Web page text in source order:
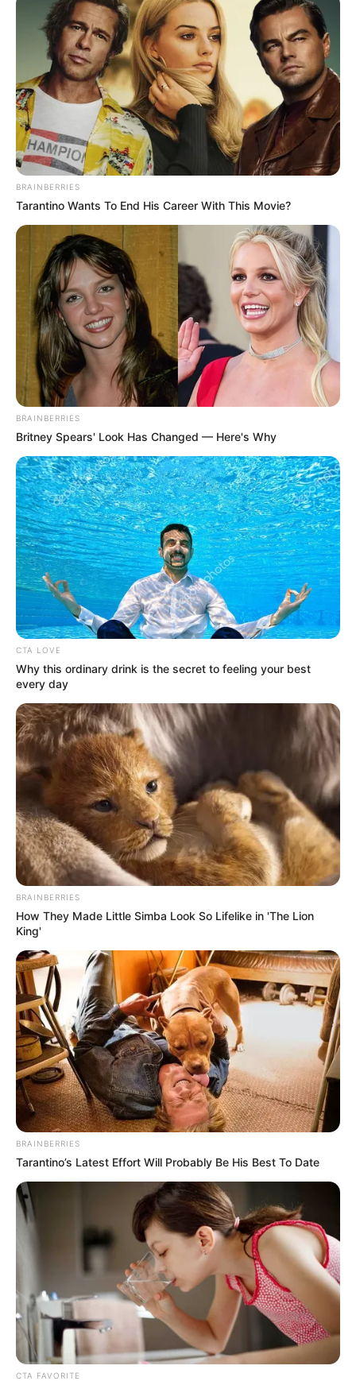
BRAINBERRIES
Tarantino Wants To End His Career With This Movie?
BRAINBERRIES
Britney Spears' Look Has Changed — Here's Why
CTA LOVE
Why this ordinary drink is the secret to feeling your best
every day
BRAINBERRIES
How They Made Little Simba Look So Lifelike in 'The Lion
King'
BRAINBERRIES
Tarantino’s Latest Effort Will Probably Be His Best To Date
CTA FAVORITE